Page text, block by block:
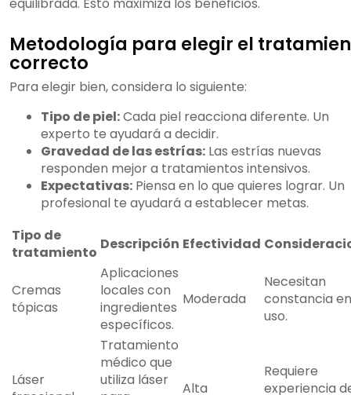
equilibrada. Esto maximiza los beneficios.
Metodología para elegir el
correcto
Para elegir bien, considera lo siguiente:
Tipo de piel:Cada piel reacciona diferente. Un
experto te ayudará a decidir.
Gravedad de las estrías: Las estrías nuevas
responden mejor a tratamientos intensivos.
Expectativas: Piensa en lo que quieres lograr. Un
profesional te ayudará a establecer metas.
Tipo de
tratamiento Descripción Efectividad
Cremas
tópicas
Aplicaciones
locales con
ingredientes
específicos.
Moderada
Necesitan
constancia
uso.
Láser
Tratamiento
médico que
utiliza láser
Alta
Requiere
experiencia